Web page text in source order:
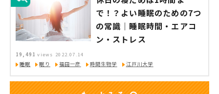
で！？よい睡眠のための7つ
の常識｜睡眠時間・エアコ
ン・ストレス
19,491 views 2022.07.14
睡眠 眠り 福田一彦 時間生物学 江戸川大学